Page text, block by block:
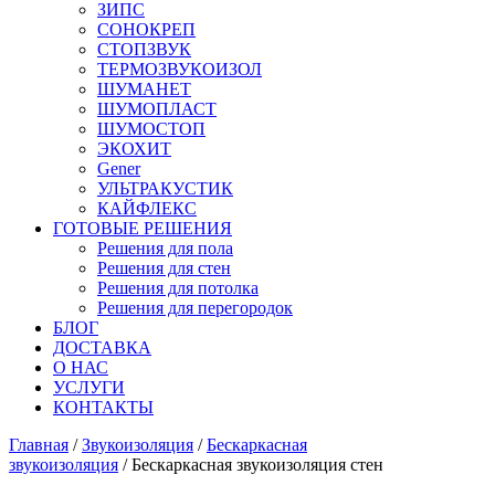
ЗИПС
СОНОКРЕП
СТОПЗВУК
ТЕРМОЗВУКОИЗОЛ
ШУМАНЕТ
ШУМОПЛАСТ
ШУМОСТОП
ЭКОХИТ
Gener
УЛЬТРАКУСТИК
КАЙФЛЕКС
ГОТОВЫЕ РЕШЕНИЯ
Решения для пола
Решения для стен
Решения для потолка
Решения для перегородок
БЛОГ
ДОСТАВКА
О НАС
УСЛУГИ
КОНТАКТЫ
Главная /Звукоизоляция /Бескаркасная
звукоизоляция / Бескаркасная звукоизоляция стен